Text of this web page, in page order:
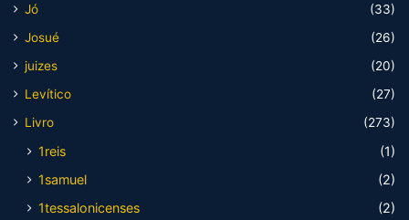
Jó
(33)
Josué
(26)
juizes
(20)
Levítico
(27)
Livro
(273)
1reis
(1)
1samuel
(2)
1tessalonicenses
(2)